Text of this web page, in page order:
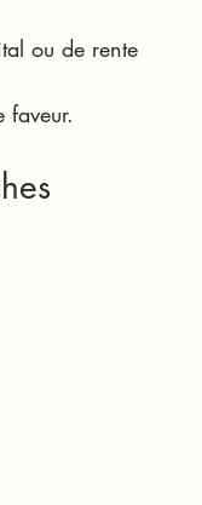
ou de rente
faveur.